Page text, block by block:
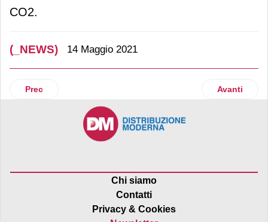
CO2.
(_NEWS) 14 Maggio 2021
Articolo precedente: Parmacotto: arriva “il Kit della
Prec Articolo
Avanti
Chi siamo
Contatti
Privacy & Cookies